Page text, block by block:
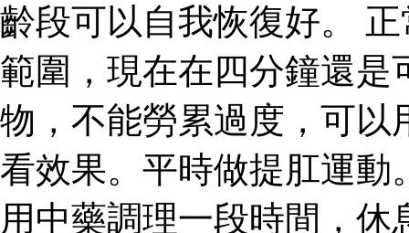
齡段可以自我恢復好。
範圍，現在在四分鐘還是
物，不能勞累過度，可以
看效果。平時做提肛運動
用中藥調理一段時間，